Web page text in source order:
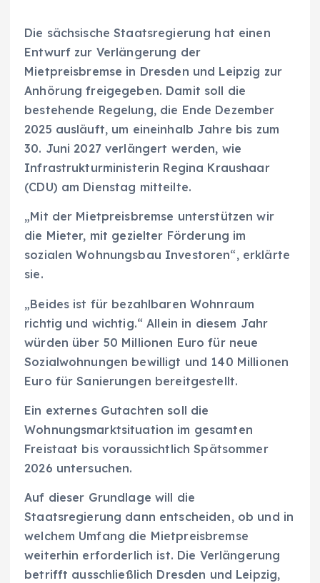
Die sächsische Staatsregierung hat einen
Entwurf zur Verlängerung der
Mietpreisbremse in Dresden und Leipzig zur
Anhörung freigegeben. Damit soll die
bestehende Regelung, die Ende Dezember
2025 ausläuft, um eineinhalb Jahre bis zum
30. Juni 2027 verlängert werden, wie
Infrastrukturministerin Regina Kraushaar
(CDU) am Dienstag mitteilte.
„Mit der Mietpreisbremse unterstützen wir
die Mieter, mit gezielter Förderung im
sozialen Wohnungsbau Investoren“, erklärte
sie.
„Beides ist für bezahlbaren Wohnraum
richtig und wichtig.“ Allein in diesem Jahr
würden über 50 Millionen Euro für neue
Sozialwohnungen bewilligt und 140 Millionen
Euro für Sanierungen bereitgestellt.
Ein externes Gutachten soll die
Wohnungsmarktsituation im gesamten
Freistaat bis voraussichtlich Spätsommer
2026 untersuchen.
Auf dieser Grundlage will die
Staatsregierung dann entscheiden, ob und in
welchem Umfang die Mietpreisbremse
weiterhin erforderlich ist. Die Verlängerung
betrifft ausschließlich Dresden und Leipzig,